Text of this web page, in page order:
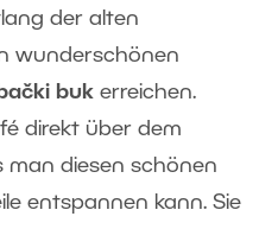
der alten
wunderschönen
buk erreichen.
direkt über dem
man diesen schönen
entspannen kann. Sie